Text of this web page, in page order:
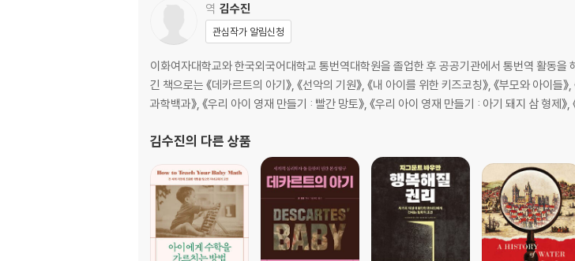
역 김수진
관심작가 알림신청
이화여자대학교와 한국외국어대학교 통번역대학원을 졸업한 후 공공기관에서 통번역 활동
긴 책으로는 《데카르트의 아기》, 《선악의 기원》, 《내 아이를 위한 키즈코칭》, 《부모와 아이들
과학백과》, 《우리 아이 영재 만들기 : 빨간 망토》, 《우리 아이 영재 만들기 : 아기 돼지 삼 형제》
김수진의 다른 상품